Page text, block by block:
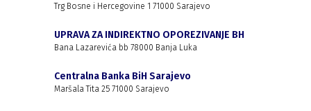
Trg Bosne i Hercegovine 1 71000 Sarajevo
UPRAVA ZA INDIREKTNO OPOREZIVANJE BH
Bana Lazarevića bb 78000 Banja Luka
Centralna Banka BiH Sarajevo
Maršala Tita 25 71000 Sarajevo